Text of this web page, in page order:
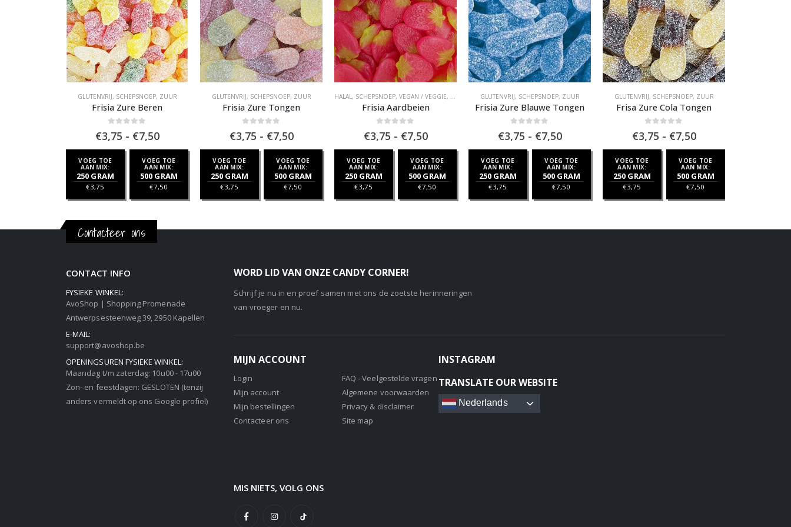
VEGAN SCHEPSNOEP,ZOET
GLUTENVRIJ, SCHEPSNOEP, ZUUR
Frisia Zure Beren
€3,75 - €7,50Prijsklasse:
tot
€7,50
VOEG TOE
AAN MIX:
250 GRAM
€3,75
VOEG TOE
AAN MIX:
500 GRAM
€7,50
GLUTENVRIJ, SCHEPSNOEP, ZUUR
Frisia Zure Tongen
€3,75 - €7,50Prijsklasse:
tot
€7,50
VOEG TOE
AAN MIX:
250 GRAM
€3,75
VOEG TOE
AAN MIX:
500 GRAM
€7,50
HALAL , SCHEPSNOEP, VEGAN / VEGGIE, VEGAN SCHEPSNOEP,ZOET
Frisia Aardbeien
€3,75 - €7,50Prijsklasse:
tot
€7,50
VOEG TOE
AAN MIX:
250 GRAM
€3,75
VOEG TOE
AAN MIX:
500 GRAM
€7,50
GLUTENVRIJ, SCHEPSNOEP, ZUUR
Frisia Zure Blauwe Tongen
€3,75 - €7,50Prijsklasse:
tot
€7,50
VOEG TOE
AAN MIX:
250 GRAM
€3,75
VOEG TOE
AAN MIX:
500 GRAM
€7,50
GLUTENVRIJ, SCHEPSNOEP, ZUUR
Frisa Zure Cola Tongen
€3,75 - €7,50Prijsklasse:
tot
€7,50
VOEG TOE
AAN MIX:
250 GRAM
€3,75
VOEG TOE
AAN MIX:
500 GRAM
€7,50
Contacteer ons
CONTACT INFO
FYSIEKE WINKEL:
AvoShop | Shopping Promenade
Antwerpsesteenweg 39, 2950 Kapellen
E-MAIL:
support@avoshop.be
OPENINGSUREN FYSIEKE WINKEL:
Maandag t/m zaterdag: 10u00 - 17u00
Zon- en feestdagen: GESLOTEN (tenzij
anders vermeldt op ons Google profiel)
WORD LID VAN ONZE CANDY CORNER!
Schrijf je nu in en proef samen met ons de zoetste herinneringen
van vroeger en nu.
MIJN ACCOUNT
Login
Mijn account
Mijn bestellingen
Contacteer ons
FAQ - Veelgestelde vragen
Algemene voorwaarden
Privacy & disclaimer
Site map
INSTAGRAM
TRANSLATE OUR WEBSITE
Nederlands
MIS NIETS, VOLG ONS